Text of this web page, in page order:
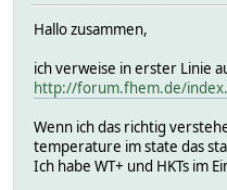
Hallo zusammen,
ich verweise in erster Linie
http://forum.fhem.de/
Wenn ich das richtig
temperature im state das
Ich habe WT+ und HKTs im